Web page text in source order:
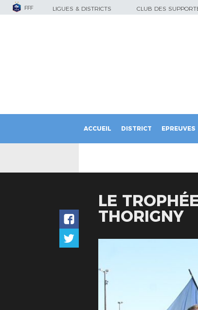
FFF LIGUES & DISTRICTS CLUB DES
ACCUEIL DISTRICT EPREUVES
LE
THORIGNY